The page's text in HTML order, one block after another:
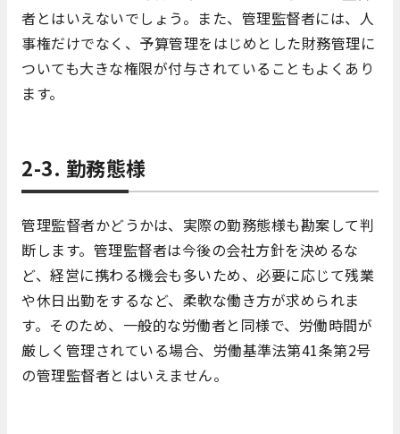
者とはいえないでしょう。また、管理監督者には、人
事権だけでなく、予算管理をはじめとした財務管理に
ついても大きな権限が付与されていることもよくあり
ます。
2-3. 勤務態様
管理監督者かどうかは、実際の勤務態様も勘案して判
断します。管理監督者は今後の会社方針を決めるな
ど、経営に携わる機会も多いため、必要に応じて残業
や休日出勤をするなど、柔軟な働き方が求められま
す。そのため、一般的な労働者と同様で、労働時間が
厳しく管理されている場合、労働基準法第41条第2号
の管理監督者とはいえません。